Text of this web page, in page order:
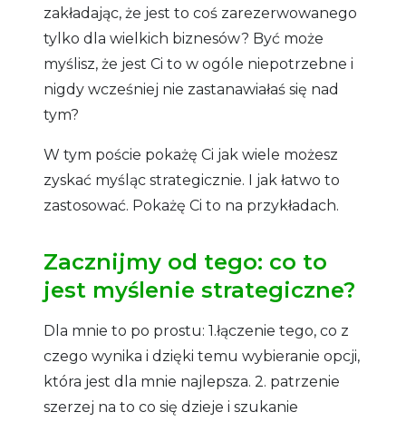
zakładając, że jest to coś zarezerwowanego
tylko dla wielkich biznesów? Być może
myślisz, że jest Ci to w ogóle niepotrzebne i
nigdy wcześniej nie zastanawiałaś się nad
tym?
W tym poście pokażę Ci jak wiele możesz
zyskać myśląc strategicznie. I jak łatwo to
zastosować. Pokażę Ci to na przykładach.
Zacznijmy od tego: co to
jest myślenie strategiczne?
Dla mnie to po prostu: 1.łączenie tego, co z
czego wynika i dzięki temu wybieranie opcji,
która jest dla mnie najlepsza. 2. patrzenie
szerzej na to co się dzieje i szukanie